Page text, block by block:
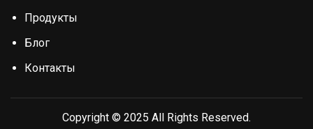
Продукты
Блог
Контакты
Copyright © 2025 All Rights Reserved.